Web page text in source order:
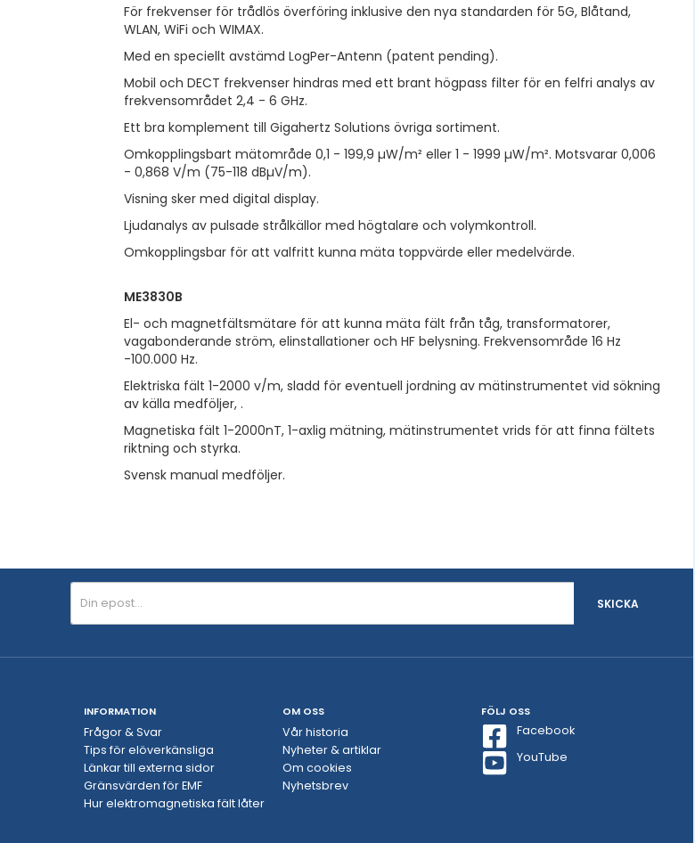
För frekvenser för trådlös överföring inklusive den nya standarden för 5G, Blåtand,
WLAN, WiFi och WIMAX.
Med en speciellt avstämd LogPer-Antenn (patent pending).
Mobil och DECT frekvenser hindras med ett brant högpass filter för en felfri analys av
frekvensområdet 2,4 - 6 GHz.
Ett bra komplement till Gigahertz Solutions övriga sortiment.
Omkopplingsbart mätområde 0,1 - 199,9 µW/m² eller 1 - 1999 µW/m². Motsvarar 0,006
- 0,868 V/m (75-118 dBµV/m).
Visning sker med digital display.
Ljudanalys av pulsade strålkällor med högtalare och volymkontroll.
Omkopplingsbar för att valfritt kunna mäta toppvärde eller medelvärde.
ME3830B
El- och magnetfältsmätare för att kunna mäta fält från tåg, transformatorer,
vagabonderande ström, elinstallationer och HF belysning. Frekvensområde 16 Hz
-100.000 Hz.
Elektriska fält 1-2000 v/m, sladd för eventuell jordning av mätinstrumentet vid sökning
av källa medföljer, .
Magnetiska fält 1-2000nT, 1-axlig mätning, mätinstrumentet vrids för att finna fältets
riktning och styrka.
Svensk manual medföljer.
SKICKA
INFORMATION
Frågor & Svar
Tips för elöverkänsliga
Länkar till externa sidor
Gränsvärden för EMF
Hur elektromagnetiska fält låter
OM OSS
Vår historia
Nyheter & artiklar
Om cookies
Nyhetsbrev
FÖLJ OSS
Facebook
YouTube